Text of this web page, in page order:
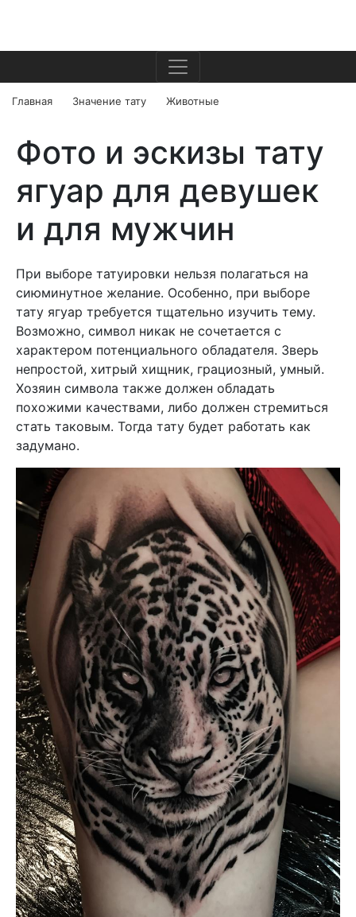
Главная Значение тату Животные
Фото и эскизы тату
ягуар для девушек
и для мужчин
При выборе татуировки нельзя полагаться на
сиюминутное желание. Особенно, при выборе
тату ягуар требуется тщательно изучить тему.
Возможно, символ никак не сочетается с
характером потенциального обладателя. Зверь
непростой, хитрый хищник, грациозный, умный.
Хозяин символа также должен обладать
похожими качествами, либо должен стремиться
стать таковым. Тогда тату будет работать как
задумано.